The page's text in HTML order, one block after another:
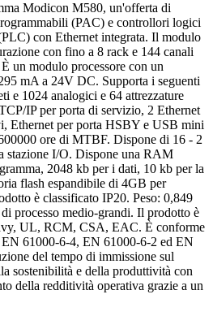
Modicon M580, un'offerta di
(PAC) e controllori logici
con Ethernet integrata. Il modulo
con fino a 8 rack e 144 canali
un modulo processore con un
mA a 24V DC. Supporta i seguenti
e 1024 analogici e 64 attrezzature
IP per porta di servizio, 2 Ethernet
Ethernet per porta HSBY e USB mini
ore di MTBF. Dispone di 16 - 2
stazione I/O. Dispone una RAM
2048 kb per i dati, 10 kb per la
flash espandibile di 4GB per
è classificato IP20. Peso: 0,849
processo medio-grandi. Il prodotto è
UL, RCM, CSA, EAC. È conforme
61000-6-4, EN 61000-6-2 ed EN
del tempo di immissione sul
sostenibilità e della produttività con
della redditività operativa grazie a un